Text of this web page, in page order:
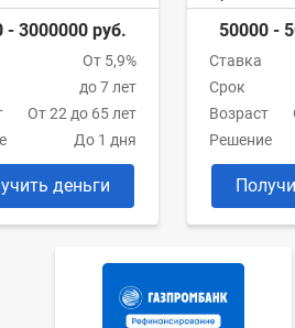
- 3000000 руб.
От 5,9%
до 7 лет
От 22 до 65 лет
До 1 дня
деньги
50000 -
Ставка
Срок
Возраст
Решение